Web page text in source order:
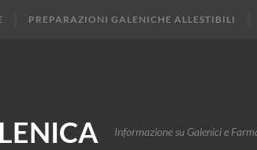
PREPARAZIONI GALENICHE ALLESTIBILI
Informazione su Galenici e